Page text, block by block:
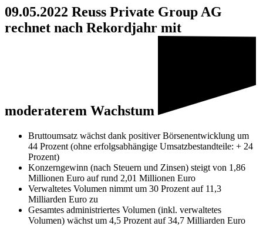
09.05.2022 Reuss Private Group AG
rechnet nach Rekordjahr mit
moderaterem Wachstum
Bruttoumsatz wächst dank positiver Börsenentwicklung um
44 Prozent (ohne erfolgsabhängige Umsatzbestandteile: + 24
Prozent)
Konzerngewinn (nach Steuern und Zinsen) steigt von 1,86
Millionen Euro auf rund 2,01 Millionen Euro
Verwaltetes Volumen nimmt um 30 Prozent auf 11,3
Milliarden Euro zu
Gesamtes administriertes Volumen (inkl. verwaltetes
Volumen) wächst um 4,5 Prozent auf 34,7 Milliarden Euro